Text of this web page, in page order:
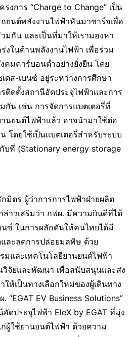
รงการ “Charge to Change” เป็น
ยนต์พลังงานไฟฟ้าหันมาชาร์จเพื่อ
มกัน และเป็นที่มาให้เรามองหา
ในด้านพลังงานไฟฟ้า เพื่อร่วม
คมคาร์บอนต่ำอย่างยั่งยืน โดย
ดส-เบนซ์ อยู่ระหว่างการศึกษา
ดตั้งสถานีอัดประจุไฟฟ้าและการ
กัน เช่น การจัดการแบตเตอรี่ที่
นยนต์ไฟฟ้าแล้ว อาจนำมาใช้ต่อ
โดยใช้เป็นแบตเตอรี่สำหรับระบบ
บที่ (Stationary energy storage
ตร ผู้ว่าการการไฟฟ้าฝ่ายผลิต
ล่าวเสริมว่า กฟผ. มีความยินดีที่ได้
นซ์ ในการผลักดันให้คนไทยได้มี
ละลดการปล่อยมลพิษ ด้วย
และเทคโนโลยียานยนต์ไฟฟ้า
วิจัยและพัฒนา เพื่อสนับสนุนและส่ง
ห้เป็นทางเลือกใหม่ของผู้เดินทาง
“EGAT EV Business Solutions”
ดประจุไฟฟ้า EleX by EGAT ที่มุ่ง
ผู้ใช้ยานยนต์ไฟฟ้า ด้วยความ